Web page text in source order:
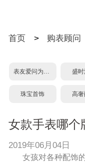
首页 > 购表顾问
表友爱问为什么？ 盛
珠宝首饰 高
女款手表哪个
2019年06月04日
女孩对各种配饰的